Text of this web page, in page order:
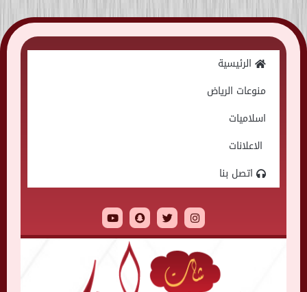
Skip
to
الرئيسية
منوعات الرياض
اسلاميات
الاعلانات
اتصل بنا